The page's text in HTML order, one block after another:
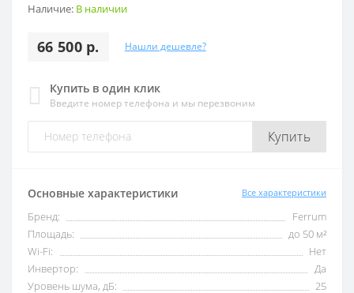
Наличие: В наличии
66 500 р. Нашли дешевле?
Купить в один клик
Введите номер телефона и мы перезвоним
Купить
Основные характеристики Все характеристики
Бренд:
Ferrum
Площадь:
до 50 м²
Wi-Fi:
Нет
Инвертор:
Да
Уровень шума, дБ:
25